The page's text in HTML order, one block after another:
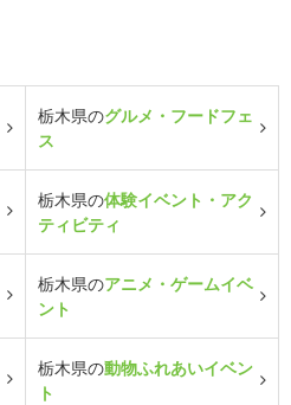
栃木県のグルメ・フードフェ
ス
栃木県の体験イベント・アク
ティビティ
栃木県のアニメ・ゲームイベ
ント
栃木県の動物ふれあいイベン
ト